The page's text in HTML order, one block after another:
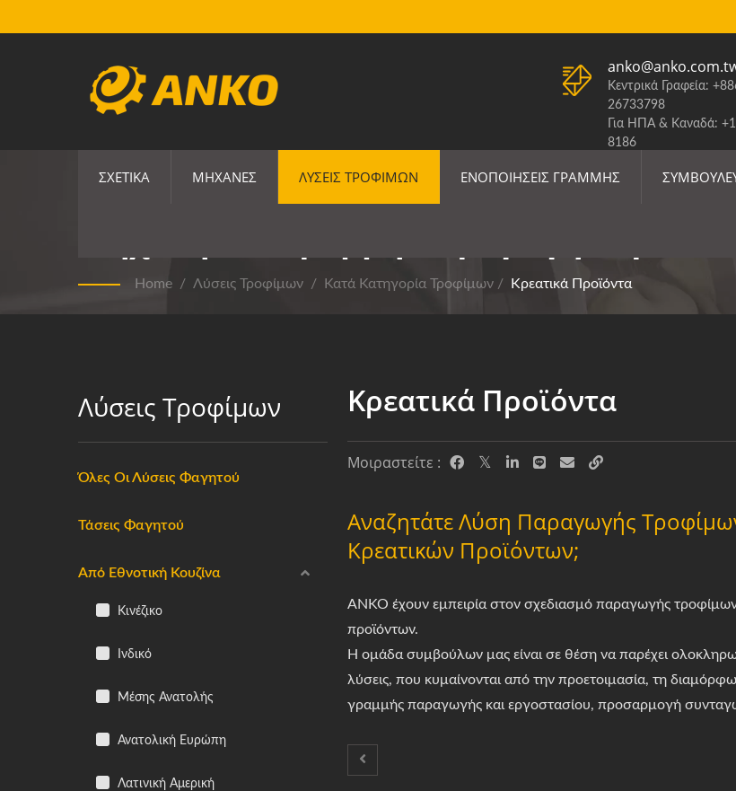
Κεντρικά Γραφεία:
26733798
Για ΗΠΑ & Καναδά:
8186
ΣΧΕΤΙΚΆ ΜΗΧΑΝΈΣ ΛΎΣΕΙΣ ΤΡΟΦΊΜΩΝ ΕΝΟΠΟΙΉΣΕΙΣ ΓΡΑΜΜΉΣ
Μηχανή Και Γραμμή Παραγωγής
Home / Λύσεις Τροφίμων / Κατά Κατηγορία Τροφίμων / Κρεατικά Προϊόντα
Λύσεις Τροφίμων
Όλες Οι Λύσεις Φαγητού
Τάσεις Φαγητού
Από Εθνοτική Κουζίνα
Κινέζικο
Ινδικό
Μέσης Ανατολής
Ανατολική Ευρώπη
Λατινική Αμερική
Κρεατικά Προϊόντα
Μοιραστείτε :
Αναζητάτε Λύση Παραγωγής
Κρεατικών Προϊόντων;
ANKO έχουν εμπειρία στον σχεδιασμό παραγωγής
προϊόντων.
Η ομάδα συμβούλων μας είναι σε θέση να παρέχει
λύσεις, που κυμαίνονται από την προετοιμασία, τη
γραμμής παραγωγής και εργοστασίου, προσαρμογή